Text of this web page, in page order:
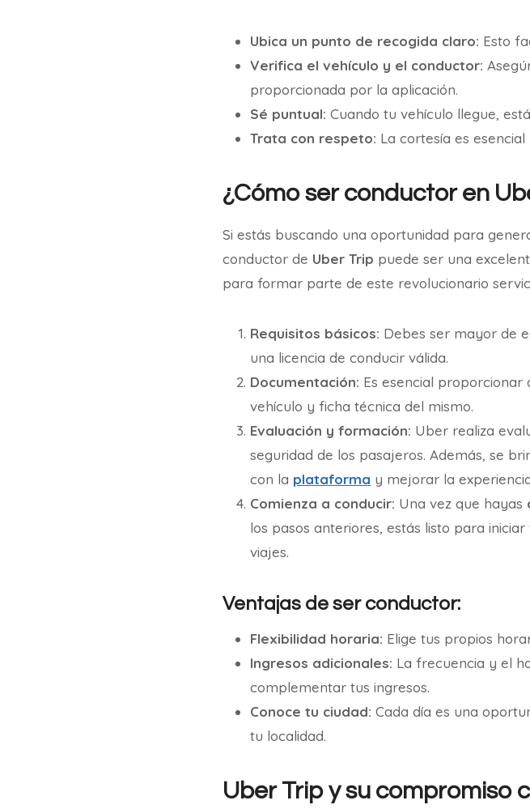
Ubica un punto de recogida claro: Esto
Verifica el vehículo y el conductor:
proporcionada por la aplicación.
Sé puntual: Cuando tu vehículo llegue,
Trata con respeto: La cortesía es
¿Cómo ser conductor en
Si estás buscando una oportunidad para
conductor de Uber Trip puede ser una
para formar parte de este revolucionario
Requisitos básicos: Debes ser mayor de
una licencia de conducir válida.
Documentación: Es esencial
vehículo y ficha técnica del mismo.
Evaluación y formación: Uber realiza
seguridad de los pasajeros. Además, se
con la plataforma y mejorar la
Comienza a conducir: Una vez que hayas
los pasos anteriores, estás listo para
viajes.
Ventajas de ser conductor:
Flexibilidad horaria: Elige tus propios
Ingresos adicionales: La frecuencia y el
complementar tus ingresos.
Conoce tu ciudad: Cada día es una
tu localidad.
Uber Trip y su compromiso